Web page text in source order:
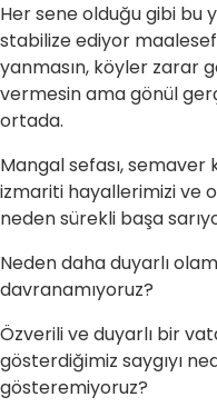
Her sene olduğu gibi bu
stabilize ediyor
yanmasın, köyler zarar
vermesin ama gönül
ortada.
Mangal sefası, semaver
izmariti hayallerimizi ve
neden sürekli başa
Neden daha duyarlı
davranamıyoruz?
Özverili ve duyarlı bir
gösterdiğimiz saygıyı
gösteremiyoruz?